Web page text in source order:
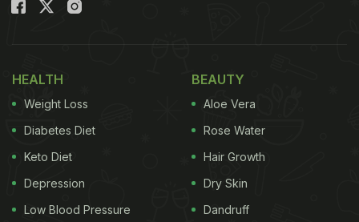
HEALTH
Weight Loss
Diabetes Diet
Keto Diet
Depression
Low Blood Pressure
BEAUTY
Aloe Vera
Rose Water
Hair Growth
Dry Skin
Dandruff